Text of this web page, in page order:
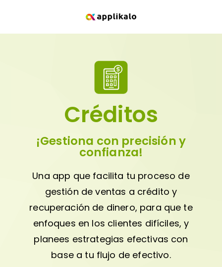
Créditos
¡Gestiona con precisión y
confianza!
Una app que facilita tu proceso de
gestión de ventas a crédito y
recuperación de dinero, para que te
enfoques en los clientes difíciles, y
planees estrategias efectivas con
base a tu flujo de efectivo.